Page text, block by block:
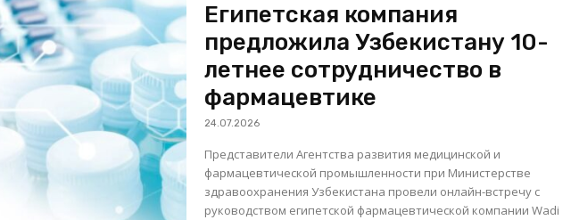
Египетская компания
предложила Узбекистану 10-
летнее сотрудничество в
фармацевтике
24.07.2026
Представители Агентства развития медицинской и
фармацевтической промышленности при Министерстве
здравоохранения Узбекистана провели онлайн-встречу с
руководством египетской фармацевтической компании Wadi